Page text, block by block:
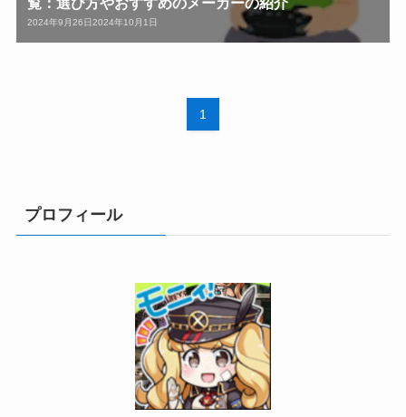
2024年9月26日 2024年10月1日
1
プロフィール